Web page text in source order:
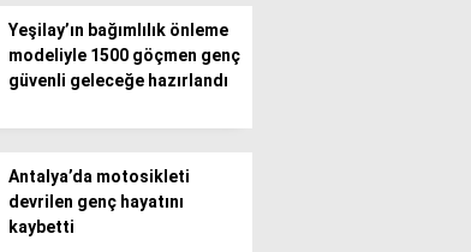
Yeşilay’ın bağımlılık önleme
modeliyle 1500 göçmen genç
güvenli geleceğe hazırlandı
Antalya’da motosikleti
devrilen genç hayatını
kaybetti